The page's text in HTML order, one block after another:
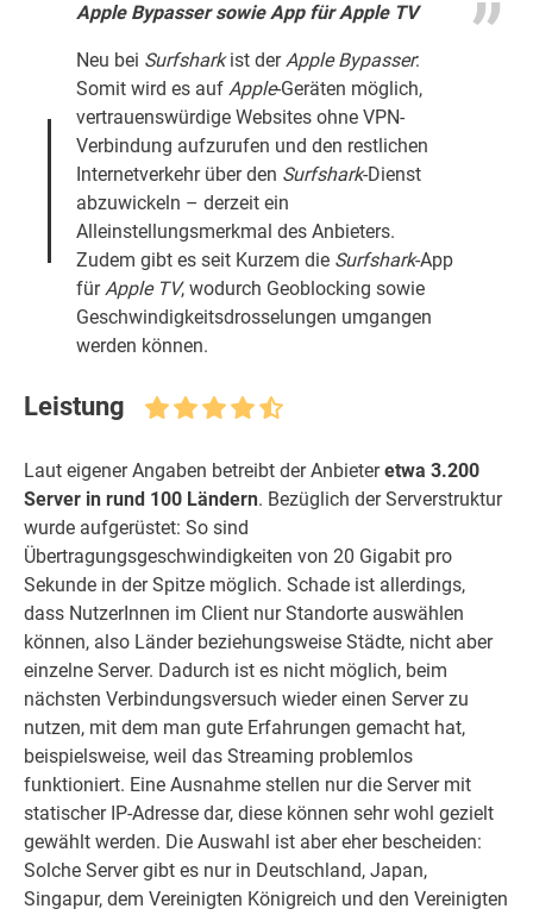
Apple Bypassersowie App fürApple TV
Neu bei Surfsharkist derApple Bypasser:
Somit wird es aufApple-Geräten möglich,
vertrauenswürdige Websites ohne VPN-
Verbindung aufzurufen und den restlichen
Internetverkehr über den Surfshark-Dienst
abzuwickeln – derzeit ein
Alleinstellungsmerkmal des Anbieters.
Zudem gibt es seit Kurzem die Surfshark-App
fürApple TV, wodurch Geoblocking sowie
Geschwindigkeitsdrosselungen umgangen
werden können.
Leistung
Laut eigener Angaben betreibt der Anbieteretwa 3.200
Server in rund 100 Ländern. Bezüglich der Serverstruktur
wurde aufgerüstet: So sind
Übertragungsgeschwindigkeiten von 20 Gigabit pro
Sekunde in der Spitze möglich. Schade ist allerdings,
dass NutzerInnen im Client nur Standorte auswählen
können, also Länder beziehungsweise Städte, nicht aber
einzelne Server. Dadurch ist es nicht möglich, beim
nächsten Verbindungsversuch wieder einen Server zu
nutzen, mit dem man gute Erfahrungen gemacht hat,
beispielsweise, weil das Streaming problemlos
funktioniert. Eine Ausnahme stellen nur die Server mit
statischer IP-Adresse dar, diese können sehr wohl gezielt
gewählt werden. Die Auswahl ist aber eher bescheiden:
Solche Server gibt es nur in Deutschland, Japan,
Singapur, dem Vereinigten Königreich und den Vereinigten